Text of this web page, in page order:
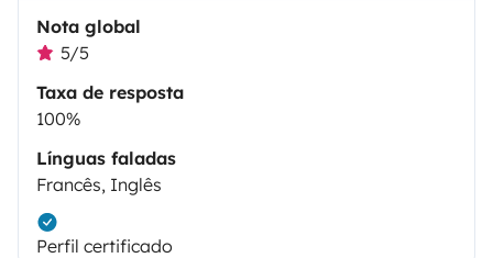
Nota global
5/5
Taxa de resposta
100%
Línguas faladas
Francês, Inglês
Perfil certificado